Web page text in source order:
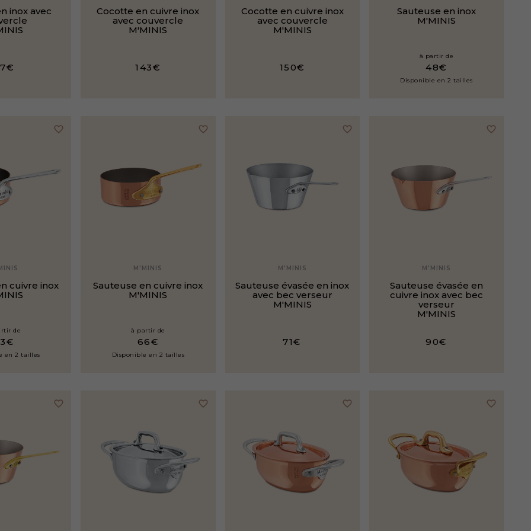
inox avec
Cocotte en cuivre inox
avec couvercle
M'MINIS
143€
Cocotte en cuivre inox
avec couvercle
M'MINIS
150€
Sauteuse en inox
M'MINIS
à partir de
48€
Disponible en 2 tailles
favorite_border
cuivre inox
de
en 2 tailles
favorite_border
M'MINIS
Sauteuse en cuivre inox
M'MINIS
à partir de
66€
Disponible en 2 tailles
favorite_border
M'MINIS
Sauteuse évasée en inox
avec bec verseur
M'MINIS
71€
favorite_border
M'MINIS
Sauteuse évasée en
cuivre inox avec bec
verseur
M'MINIS
90€
favorite_border favorite_border favorite_border favorite_border